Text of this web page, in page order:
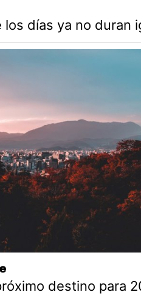
los días ya no duran
destino para